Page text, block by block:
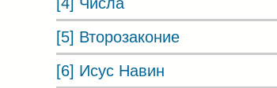
[5] Второзаконие
[6] Исус Навин